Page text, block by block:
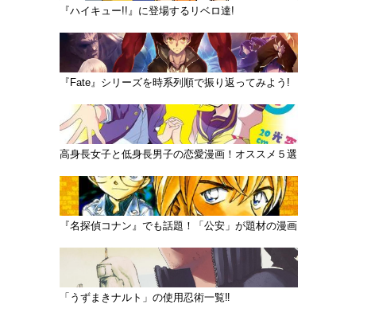
『ハイキュー!!』に登場するリベロ達!
『Fate』シリーズを時系列順で振り返ってみよう!
高身長女子と低身長男子の恋愛漫画！オススメ５選
『名探偵コナン』でも話題！「公安」が題材の漫画
「うずまきナルト」の使用忍術一覧‼